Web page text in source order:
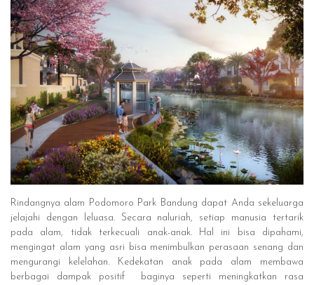
Rindangnya alam Podomoro Park Bandung dapat Anda sekeluarga
jelajahi dengan leluasa. Secara naluriah, setiap manusia tertarik
pada alam, tidak terkecuali anak-anak. Hal ini bisa dipahami,
mengingat alam yang asri bisa menimbulkan perasaan senang dan
mengurangi kelelahan. Kedekatan anak pada alam membawa
berbagai dampak positif baginya seperti meningkatkan rasa